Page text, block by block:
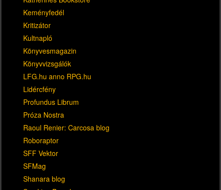
Keményfedél
Kritizátor
Kultnapló
Könyvesmagazin
Könyvvizsgálók
LFG.hu anno RPG.hu
Lidércfény
Profundus Librum
Próza Nostra
Raoul Renier: Carcosa blog
Roboraptor
SFF Vektor
SFMag
Shanara blog